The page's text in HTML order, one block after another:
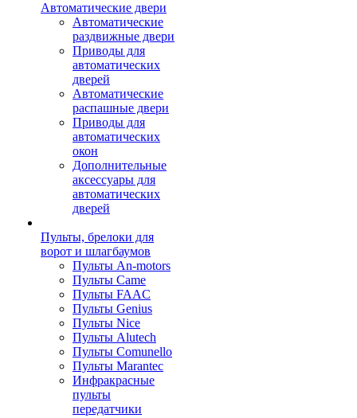
Автоматические двери
Автоматические
раздвижные двери
Приводы для
автоматических
дверей
Автоматические
распашные двери
Приводы для
автоматических
окон
Дополнительные
аксессуары для
автоматических
дверей
Пульты, брелоки для
ворот и шлагбаумов
Пульты An-motors
Пульты Came
Пульты FAAC
Пульты Genius
Пульты Nice
Пульты Alutech
Пульты Сomunello
Пульты Marantec
Инфракрасные
пульты
передатчики